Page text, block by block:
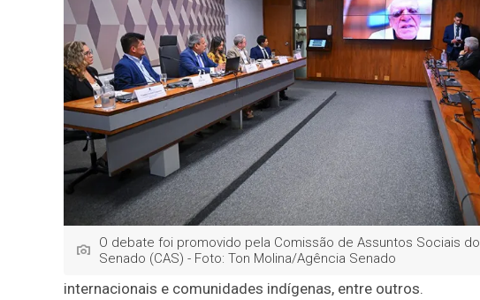
O debate foi promovido pela Comissão de Assuntos Sociais do
Senado (CAS) - Foto: Ton Molina/Agência Senado
internacionais e comunidades indígenas, entre outros.